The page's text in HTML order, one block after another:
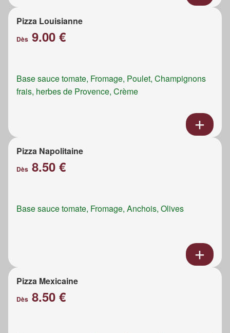
Pizza Louisianne
Dès 9.00 €
Base sauce tomate, Fromage, Poulet, Champignons
frais, herbes de Provence, Crème
Pizza Napolitaine
Dès 8.50 €
Base sauce tomate, Fromage, Anchois, Olives
Pizza Mexicaine
Dès 8.50 €